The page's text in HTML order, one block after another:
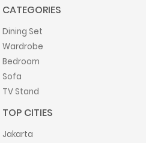
CATEGORIES
Dining Set
Wardrobe
Bedroom
Sofa
TV Stand
TOP CITIES
Jakarta